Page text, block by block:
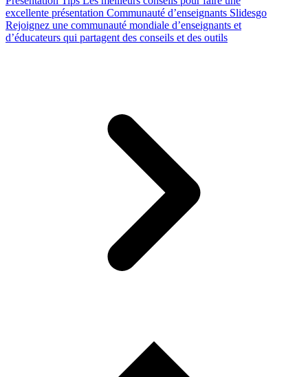
excellente présentation Communauté d’enseignants Slidesgo
Rejoignez une communauté mondiale d’enseignants et
d’éducateurs qui partagent des conseils et des outils